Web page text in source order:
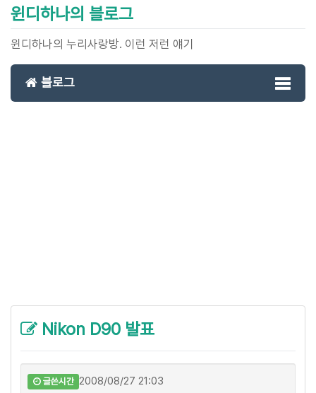
윈디하나의 블로그
윈디하나의 누리사랑방. 이런 저런 얘기
블로그
Nikon D90 발표
글쓴시간 2008/08/27 21:03